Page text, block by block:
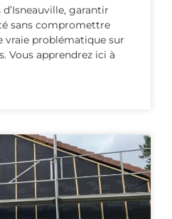
garantir
sans compromettre
vraie problématique sur
Vous apprendrez ici à